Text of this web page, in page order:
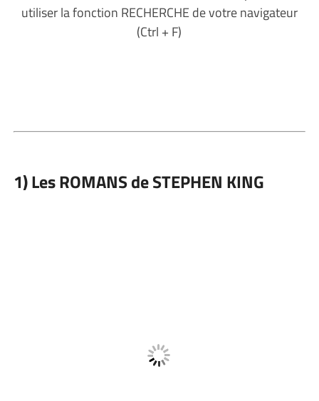
utiliser la fonction RECHERCHE de votre navigateur
(Ctrl + F)
1) Les ROMANS de STEPHEN KING